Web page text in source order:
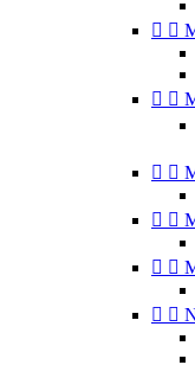
 
 
 
 
 
 